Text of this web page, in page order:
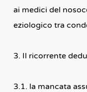
ai medici del
eziologico tra
3. Il ricorrente
3.1. la mancata